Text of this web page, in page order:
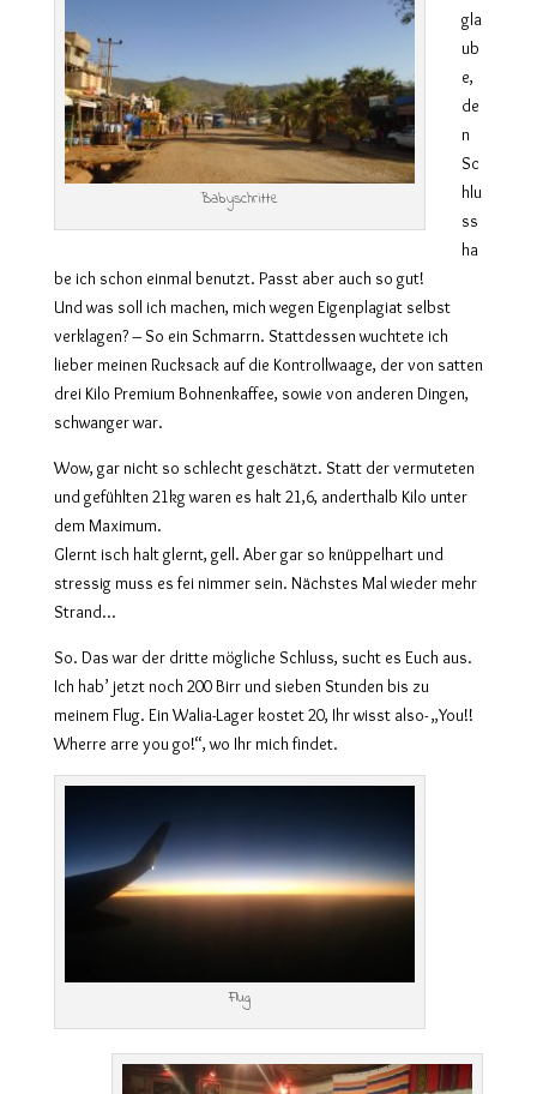
Babyschritte
gla
ub
e,
de
n
Sc
hlu
ss
ha
be ich schon einmal benutzt. Passt aber auch so gut!
Und was soll ich machen, mich wegen Eigenplagiat selbst
verklagen? – So ein Schmarrn. Stattdessen wuchtete ich
lieber meinen Rucksack auf die Kontrollwaage, der von satten
drei Kilo Premium Bohnenkaffee, sowie von anderen Dingen,
schwanger war.
Wow, gar nicht so schlecht geschätzt. Statt der vermuteten
und gefühlten 21kg waren es halt 21,6, anderthalb Kilo unter
dem Maximum.
Glernt isch halt glernt, gell. Aber gar so knüppelhart und
stressig muss es fei nimmer sein. Nächstes Mal wieder mehr
Strand…
So. Das war der dritte mögliche Schluss, sucht es Euch aus.
Ich hab’ jetzt noch 200 Birr und sieben Stunden bis zu
meinem Flug. Ein Walia-Lager kostet 20, Ihr wisst also- „You!!
Wherre arre you go!“, wo Ihr mich findet.
Flug